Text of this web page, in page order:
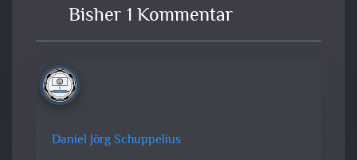
Bisher 1 Kommentar
Daniel Jörg Schuppelius